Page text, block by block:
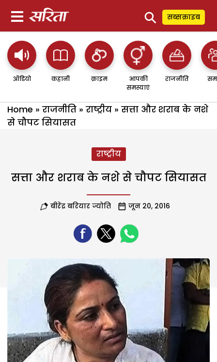
⚲ सब्सक्राइब
ऑडियो कहानी क्राइम
आपकी
समस्याएं
राजनीति
Home » राजनीति » राष्ट्रीय » सत्ता और शराब के नशे
से चौपट सियासत
राष्ट्रीय
सत्ता और शराब के नशे से चौपट सियासत
बीरेंद्र बरियार ज्योति जून 20, 2016